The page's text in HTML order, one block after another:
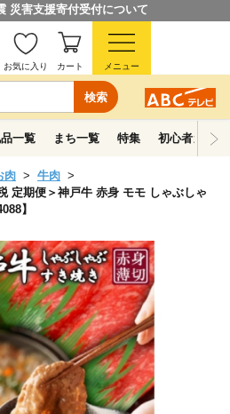
災害支援寄付受付について
検索
お気に入り カート メニュー
一覧 まち一覧 特集 初心者ガイド
肉
牛肉
定期便＞神戸牛 赤身 モモ しゃぶしゃ
】